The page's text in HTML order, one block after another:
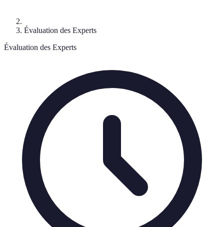
Évaluation des Experts
Évaluation des Experts